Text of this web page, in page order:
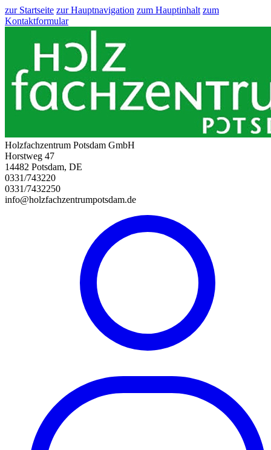
zur Startseite zur Hauptnavigation zum Hauptinhalt zum
Kontaktformular
Holzfachzentrum Potsdam GmbH
Horstweg 47
14482 Potsdam, DE
0331/743220
0331/7432250
info@holzfachzentrumpotsdam.de